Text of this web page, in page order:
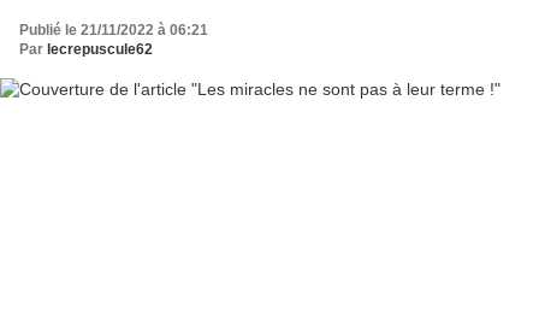
Publié le 21/11/2022 à 06:21
Par lecrepuscule62